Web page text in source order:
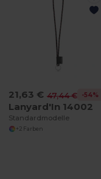
21,63 € 47,44 € -54%
Lanyard'In 14002
Standardmodelle
+2 Farben